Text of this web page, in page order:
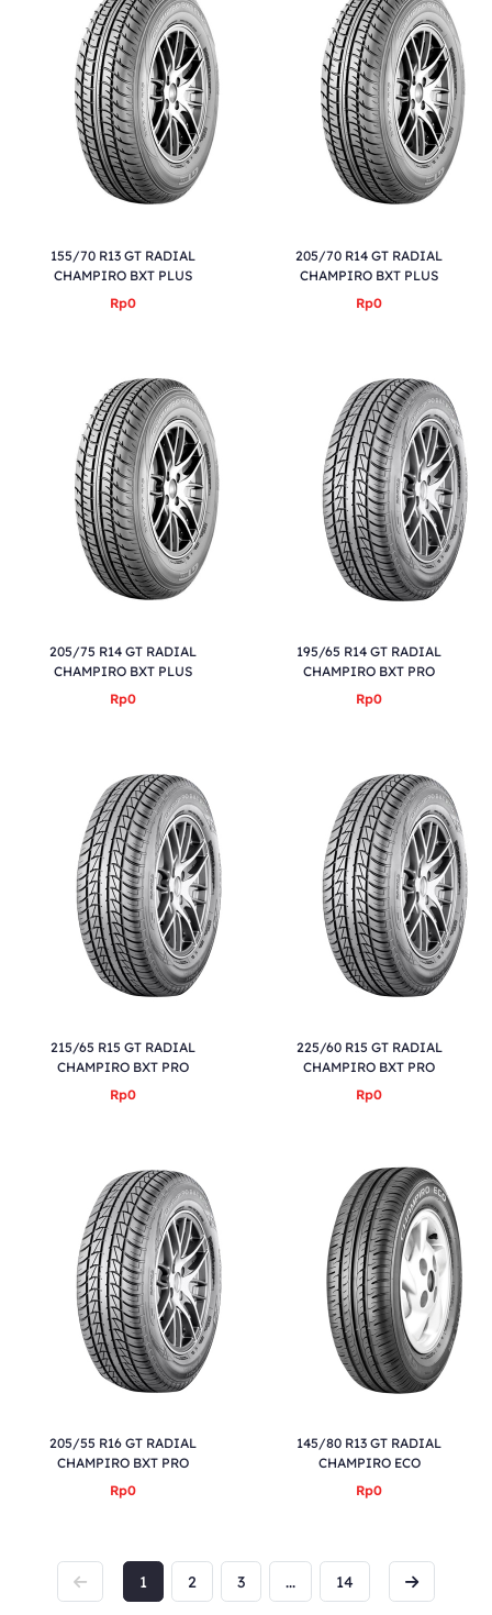
155/70 R13 GT RADIAL
CHAMPIRO BXT PLUS
Rp0
205/70 R14 GT RADIAL
CHAMPIRO BXT PLUS
Rp0
205/75 R14 GT RADIAL
CHAMPIRO BXT PLUS
Rp0
195/65 R14 GT RADIAL
CHAMPIRO BXT PRO
Rp0
215/65 R15 GT RADIAL
CHAMPIRO BXT PRO
Rp0
225/60 R15 GT RADIAL
CHAMPIRO BXT PRO
Rp0
205/55 R16 GT RADIAL
CHAMPIRO BXT PRO
Rp0
145/80 R13 GT RADIAL
CHAMPIRO ECO
Rp0
1 2 3 ... 14